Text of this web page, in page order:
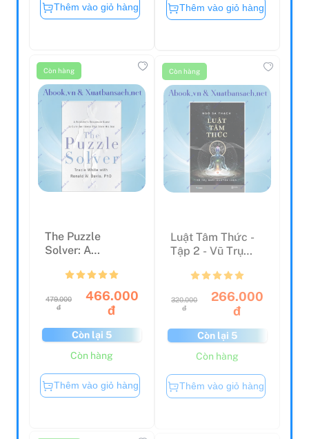
Thêm vào giỏ hàng Thêm vào giỏ hàng
The Puzzle
Solver: A
Desperate Quest
đ
466.000
đ
Còn lại 5
Còn hàng
Thêm vào giỏ hàng
Còn hàng
Luật Tâm Thức -
Tập 2 - Vũ Trụ
Nhất Nguyên
Luận - ...
đ
266.000
đ
Còn lại 5
Còn hàng
Thêm vào giỏ hàng